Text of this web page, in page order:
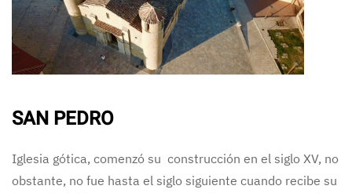
SAN PEDRO
Iglesia gótica, comenzó su construcción en el siglo XV, no
obstante, no fue hasta el siglo siguiente cuando recibe su